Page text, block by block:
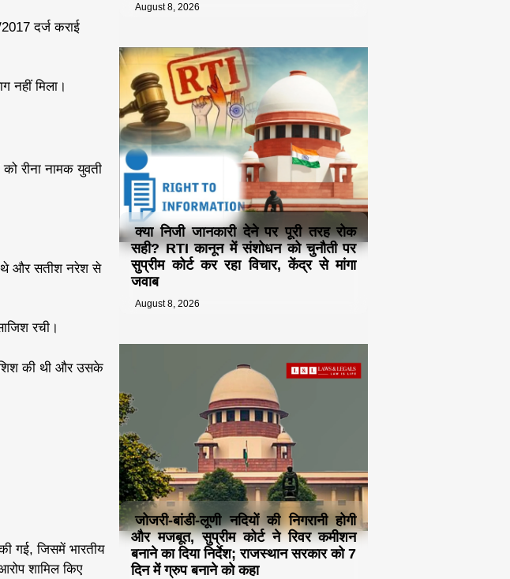
August 8, 2026
क्या निजी जानकारी देने पर पूरी तरह रोक
सही? RTI कानून में संशोधन को चुनौती पर
सुप्रीम कोर्ट कर रहा विचार, केंद्र से मांगा
जवाब
August 8, 2026
जोजरी-बांडी-लूणी नदियों की निगरानी होगी
और मजबूत, सुप्रीम कोर्ट ने रिवर कमीशन
बनाने का दिया निर्देश; राजस्थान सरकार को 7
दिन में ग्रुप बनाने को कहा
दर्ज कराई
नहीं मिला।
रीना नामक युवती
थे और सतीश नरेश से
रची।
की थी और उसके
गई, जिसमें भारतीय
शामिल किए